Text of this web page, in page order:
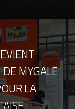
MYGALE
LA